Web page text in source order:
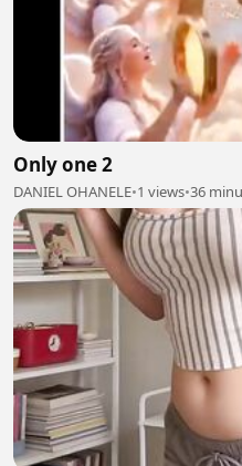
Only one 2
DANIEL OHANELE•1 views•36